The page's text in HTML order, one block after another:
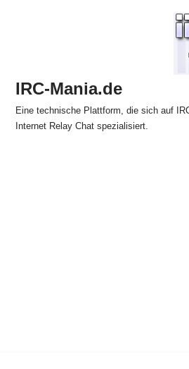
IRC-Mania.de
Eine technische Plattform, die sich auf
Internet Relay Chat spezialisiert.